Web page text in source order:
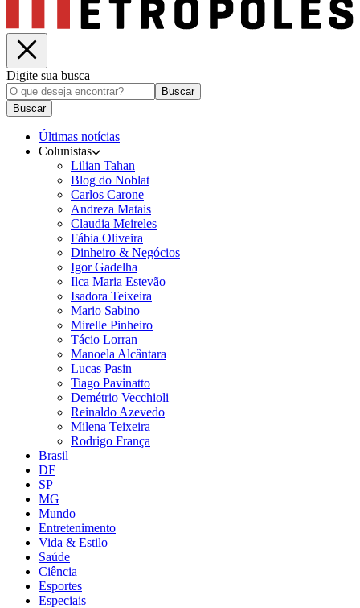
Digite sua busca
Buscar
Buscar
Últimas notícias
Colunistas
Lilian Tahan
Blog do Noblat
Carlos Carone
Andreza Matais
Claudia Meireles
Fábia Oliveira
Dinheiro & Negócios
Igor Gadelha
Ilca Maria Estevão
Isadora Teixeira
Mario Sabino
Mirelle Pinheiro
Tácio Lorran
Manoela Alcântara
Lucas Pasin
Tiago Pavinatto
Demétrio Vecchioli
Reinaldo Azevedo
Milena Teixeira
Rodrigo França
Brasil
DF
SP
MG
Mundo
Entretenimento
Vida & Estilo
Saúde
Ciência
Esportes
Especiais